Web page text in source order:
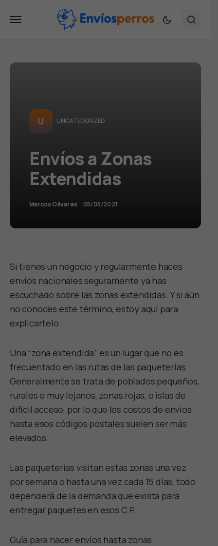
U UNCATEGORIZED
Envíos a Zonas
Extendidas
Marcos Olivares 05/05/2021
Si tienes un negocio y regularmente haces
envíos nacionales seguramente ya has
escuchado sobre las zonas extendidas. Y si aún
no conoces este término, estoy aquí para
explicartelo.
Una “zona extendida” es un lugar que no es
frecuentado en las rutas de las paqueterías.
Generalmente se trata de poblados pequeños,
rurales o muy lejanos, zonas rojas, o islas de
difícil acceso, por lo que los costos de envíos
hasta esos códigos postales suelen ser más
elevados.
Las paqueterías visitan estas zonas una vez
por semana o hasta una vez cada 15 días, todo
dependerá de la demanda que exista para
entregar paquetes en esos C.P.
Guía para hacer envíos hasta zonas